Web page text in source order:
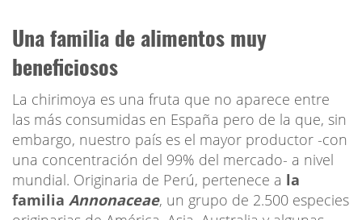
Una familia de alimentos muy
beneficiosos
La chirimoya es una fruta que no aparece entre
las más consumidas en España pero de la que, sin
embargo, nuestro país es el mayor productor -con
una concentración del 99% del mercado- a nivel
mundial. Originaria de Perú, pertenece a la
familia Annonaceae, un grupo de 2.500 especies